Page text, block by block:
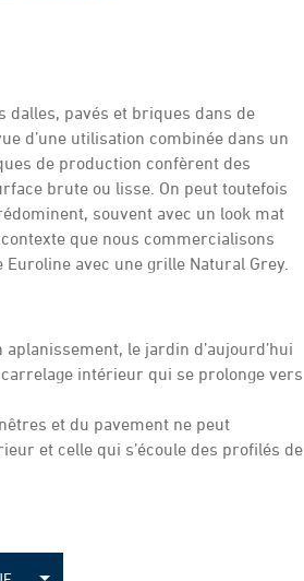
dalles, pavés et briques dans de
d’une utilisation combinée dans un
de production confèrent des
brute ou lisse. On peut toutefois
souvent avec un look mat
que nous commercialisons
Euroline avec une grille Natural Grey.
le jardin d’aujourd’hui
intérieur qui se prolonge vers
et du pavement ne peut
et celle qui s’écoule des profilés de